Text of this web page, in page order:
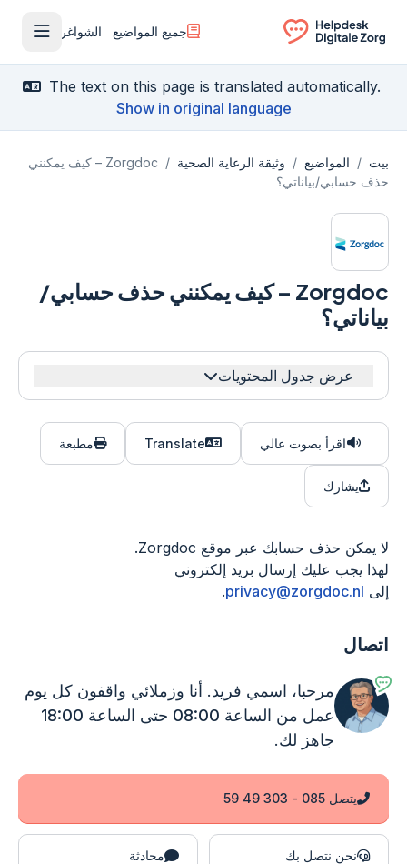
Ga naar de homepagina
جميع المواضيع الشواغر
فتح
The text on this page is translated automatically.
Show in original language
بيت / المواضيع / وثيقة الرعاية الصحية /
Zorgdoc – كيف يمكنني
حذف حسابي/بياناتي؟
Zorgdoc – كيف يمكنني حذف حسابي/
بياناتي؟
عرض جدول المحتويات
اقرأ بصوت عالي Translate مطبعة
يشارك
لا يمكن حذف حسابك عبر موقع Zorgdoc.
لهذا يجب عليك إرسال بريد إلكتروني
إلى privacy@zorgdoc.nl
.
اتصال
مرحبا، اسمي فريد. أنا وزملائي واقفون كل يوم
عمل من الساعة 08:00 حتى الساعة 18:00
جاهز لك.
يتصل 085 - 303 49 59
نحن نتصل بك محادثة